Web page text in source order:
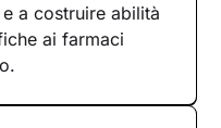
a costruire abilità
ai farmaci